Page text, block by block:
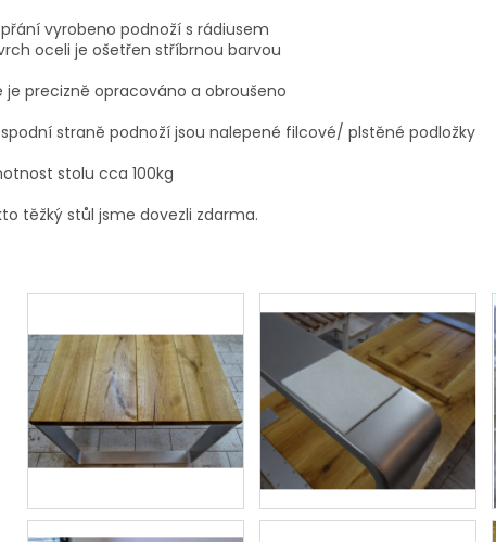
vyrobeno podnoží s rádiusem
oceli je ošetřen stříbrnou barvou
je precizně opracováno a obroušeno
straně podnoží jsou nalepené filcové/ plstěné podložky
stolu cca 100kg
těžký stůl jsme dovezli zdarma.